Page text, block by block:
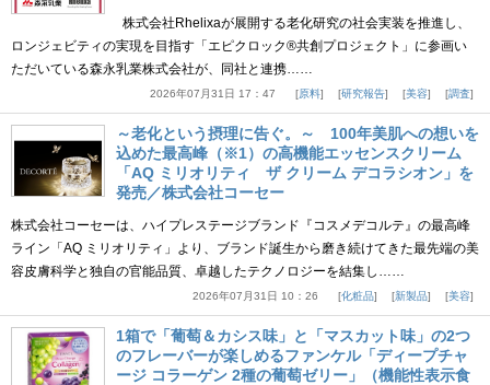
株式会社Rhelixaが展開する老化研究の社会実装を推進し、
ロンジェビティの実現を目指す「エピクロック®共創プロジェクト」に参画い
ただいている森永乳業株式会社が、同社と連携……
2026年07月31日 17：47 原料 研究報告 美容 調査
～老化という摂理に告ぐ。～ 100年美肌への想いを
込めた最高峰（※1）の高機能エッセンスクリーム
「AQ ミリオリティ ザ クリーム デコラシオン」を
発売／株式会社コーセー
株式会社コーセーは、ハイプレステージブランド『コスメデコルテ』の最高峰
ライン「AQ ミリオリティ」より、ブランド誕生から磨き続けてきた最先端の美
容皮膚科学と独自の官能品質、卓越したテクノロジーを結集し……
2026年07月31日 10：26 化粧品 新製品 美容
1箱で「葡萄＆カシス味」と「マスカット味」の2つ
のフレーバーが楽しめるファンケル「ディープチャ
ージ コラーゲン 2種の葡萄ゼリー」（機能性表示食